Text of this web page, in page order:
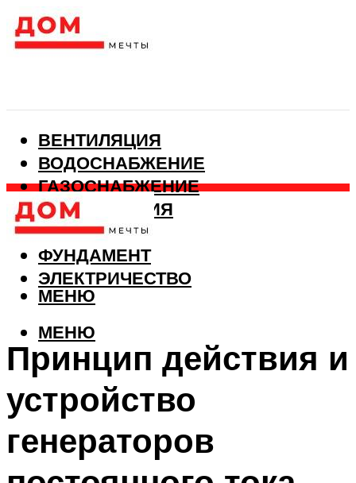
ВЕНТИЛЯЦИЯ
ВОДОСНАБЖЕНИЕ
ГАЗОСНАБЖЕНИЕ
КАНАЛИЗАЦИЯ
ОТОПЛЕНИЕ
ФУНДАМЕНТ
ЭЛЕКТРИЧЕСТВО
МЕНЮ
МЕНЮ
Принцип действия и
устройство
генераторов